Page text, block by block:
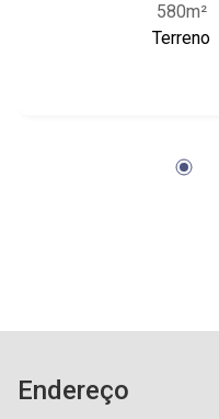
580m²
Terreno
Endereço